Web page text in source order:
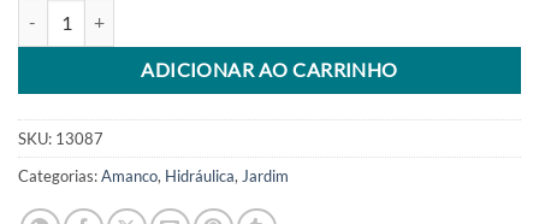
ADICIONAR AO CARRINHO
Alternative:
SKU: 13087
Categorias:Amanco, Hidráulica, Jardim